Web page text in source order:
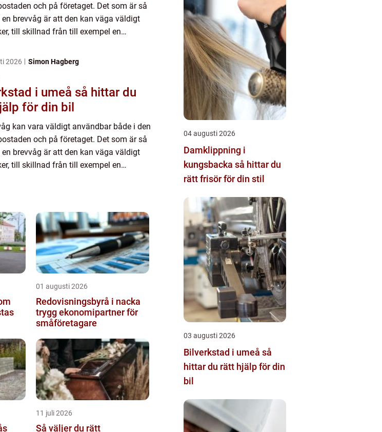
och på företaget. Det som är så
en brevvåg är att den kan väga väldigt
till skillnad från till exempel en
2026 Simon Hagberg
i umeå så hittar du
för din bil
kan vara väldigt användbar både i den
och på företaget. Det som är så
en brevvåg är att den kan väga väldigt
till skillnad från till exempel en
01 augusti 2026
Redovisningsbyrå i nacka
trygg ekonomipartner för
småföretagare
11 juli 2026
Så väljer du rätt
04 augusti 2026
Damklippning i
kungsbacka så hittar du
rätt frisör för din stil
03 augusti 2026
Bilverkstad i umeå så
hittar du rätt hjälp för din
bil